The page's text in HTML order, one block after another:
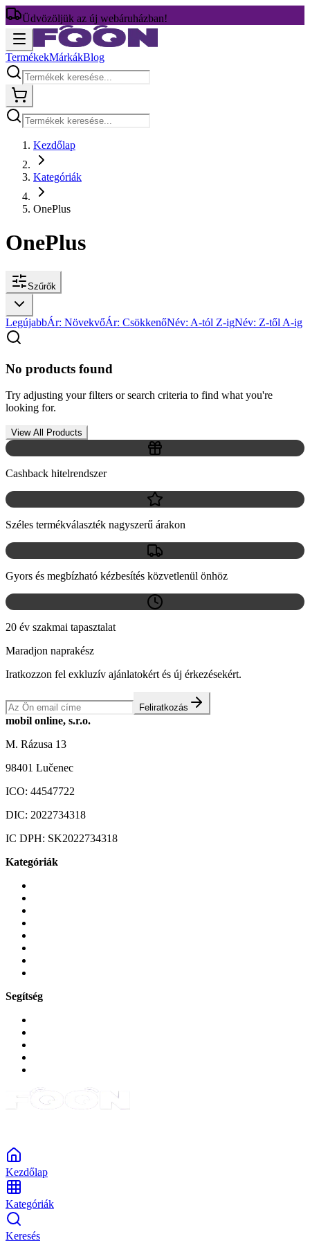
Üdvözöljük az új webáruházban!
TermékekMárkákBlog
Kezdőlap
Kategóriák
OnePlus
OnePlus
Szűrők
LegújabbÁr: NövekvőÁr: CsökkenőNév: A-tól Z-igNév: Z-től A-ig
No products found
Try adjusting your filters or search criteria to find what you're
looking for.
View All Products
Cashback hitelrendszer
Széles termékválaszték nagyszerű árakon
Gyors és megbízható kézbesítés közvetlenül önhöz
20 év szakmai tapasztalat
Maradjon naprakész
Iratkozzon fel exkluzív ajánlatokért és új érkezésekért.
Feliratkozás
mobil online, s.r.o.
M. Rázusa 13
98401 Lučenec
ICO: 44547722
DIC: 2022734318
IC DPH: SK2022734318
Kategóriák
Segítség
Kezdőlap
Kategóriák
Keresés